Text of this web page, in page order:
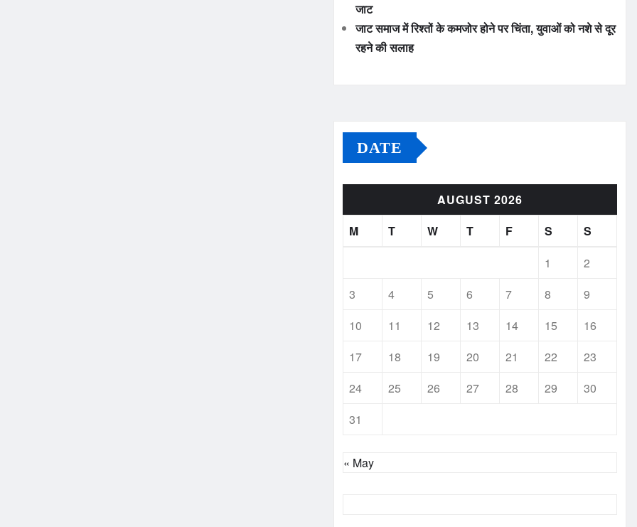
जाट
जाट समाज में रिश्तों के कमजोर होने पर चिंता, युवाओं को नशे से दूर
रहने की सलाह
DATE
AUGUST 2026
M
T W T F S
S
1
2
3
4 5 6 7 8
9
10
11 12 13 14 15
16
17
18 19 20 21 22
23
24
25 26 27 28 29
30
31
« May